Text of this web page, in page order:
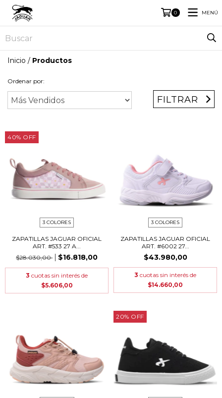
0 MENÚ
Inicio / Productos
Ordenar por:
FILTRAR
40% OFF
3 COLORES
ZAPATILLAS JAGUAR OFICIAL
ART. #533 27 A...
$28.030,00
$16.818,00
3 cuotas sin interés de
$5.606,00
3 COLORES
ZAPATILLAS JAGUAR OFICIAL
ART. #6002 27...
$43.980,00
3 cuotas sin interés de
$14.660,00
20% OFF